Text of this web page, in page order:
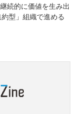
続的に価値を生み出
型」組織で進める